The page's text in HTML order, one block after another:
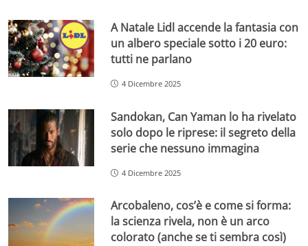
A Natale Lidl accende la fantasia con
un albero speciale sotto i 20 euro:
tutti ne parlano
4 Dicembre 2025
Sandokan, Can Yaman lo ha rivelato
solo dopo le riprese: il segreto della
serie che nessuno immagina
4 Dicembre 2025
Arcobaleno, cos’è e come si forma:
la scienza rivela, non è un arco
colorato (anche se ti sembra così)